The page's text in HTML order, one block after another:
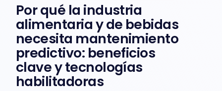
Por qué la industria
alimentaria y de bebidas
necesita mantenimiento
predictivo: beneficios
clave y tecnologías
habilitadoras